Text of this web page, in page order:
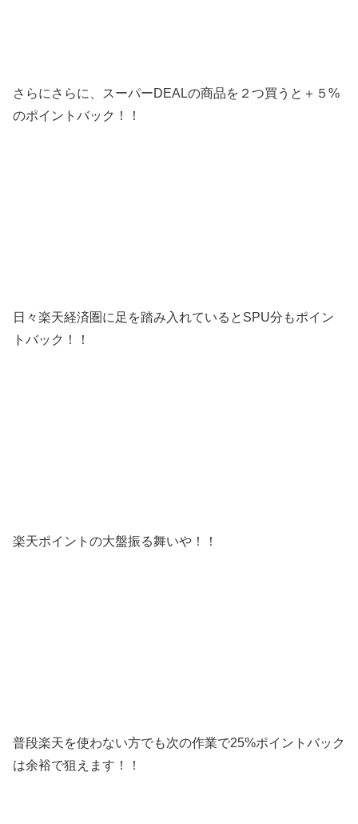
さらにさらに、スーパーDEALの商品を２つ買うと＋５%
のポイントバック！！
日々楽天経済圏に足を踏み入れているとSPU分もポイン
トバック！！
楽天ポイントの大盤振る舞いや！！
普段楽天を使わない方でも次の作業で25%ポイントバック
は余裕で狙えます！！